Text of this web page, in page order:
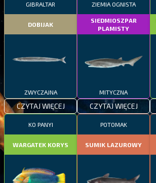
GIBRALTAR
DOBIJAK
ZWYCZAJNA
CZYTAJ WIĘCEJ
ZIEMIA OGNISTA
SIEDMIOSZPAR
PLAMISTY
MITYCZNA
CZYTAJ WIĘCEJ
KO PANYI
WARGATEK KORYS
POTOMAK
SUMIK LAZUROWY